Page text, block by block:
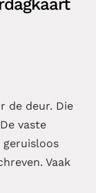
de deur. Die
vaste
geruisloos
Vaak